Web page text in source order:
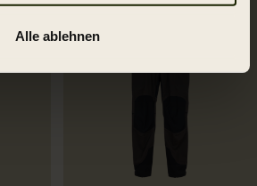
Alle ablehnen